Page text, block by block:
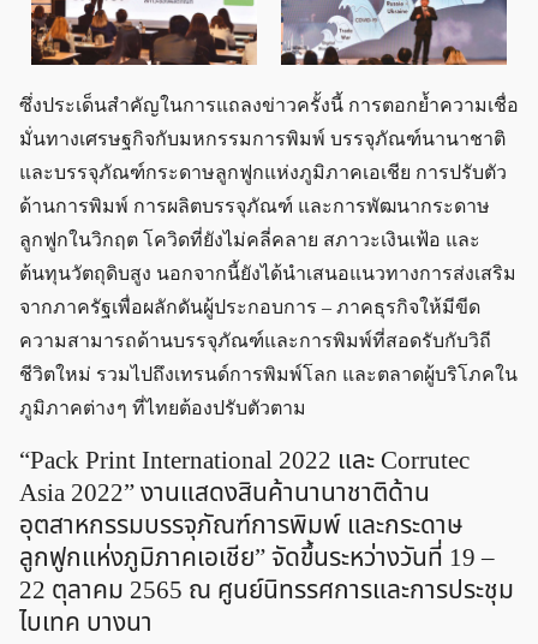
ซึ่งประเด็นสำคัญในการแถลงข่าวครั้งนี้ การตอกย้ำความเชื่อ
มั่นทางเศรษฐกิจกับมหกรรมการพิมพ์ บรรจุภัณฑ์นานาชาติ
และบรรจุภัณฑ์กระดาษลูกฟูกแห่งภูมิภาคเอเชีย การปรับตัว
ด้านการพิมพ์ การผลิตบรรจุภัณฑ์ และการพัฒนากระดาษ
ลูกฟูกในวิกฤต โควิดที่ยังไม่คลี่คลาย สภาวะเงินเฟ้อ และ
ต้นทุนวัตถุดิบสูง นอกจากนี้ยังได้นำเสนอแนวทางการส่งเสริม
จากภาครัฐเพื่อผลักดันผู้ประกอบการ – ภาคธุรกิจให้มีขีด
ความสามารถด้านบรรจุภัณฑ์และการพิมพ์ที่สอดรับกับวิถี
ชีวิตใหม่ รวมไปถึงเทรนด์การพิมพ์โลก และตลาดผู้บริโภคใน
ภูมิภาคต่าง ๆ ที่ไทยต้องปรับตัวตาม
“Pack Print International 2022 และ Corrutec
Asia 2022” งานแสดงสินค้านานาชาติด้าน
อุตสาหกรรมบรรจุภัณฑ์การพิมพ์ และกระดาษ
ลูกฟูกแห่งภูมิภาคเอเชีย” จัดขึ้นระหว่างวันที่ 19 –
22 ตุลาคม 2565 ณ ศูนย์นิทรรศการและการประชุม
ไบเทค บางนา